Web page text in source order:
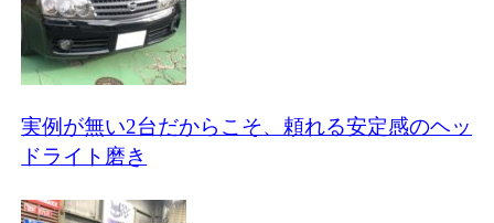
実例が無い2台だからこそ、頼れる安定感のヘッ
ドライト磨き